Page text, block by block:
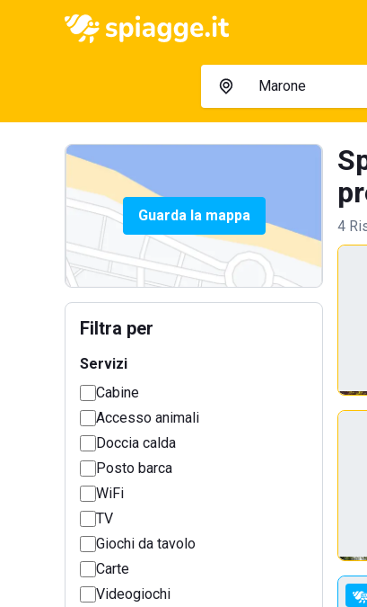
Guarda la mappa
Filtra per
Servizi
Cabine
Accesso animali
Doccia calda
Posto barca
WiFi
TV
Giochi da tavolo
Carte
Videogiochi
4